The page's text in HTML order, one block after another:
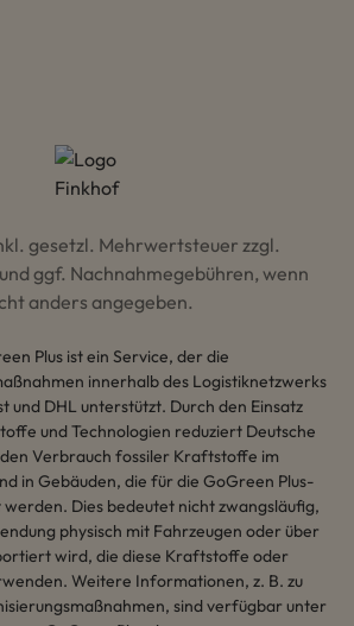
gesetzl. Mehrwertsteuer zzgl.
und ggf. Nachnahmegebühren, wenn
anders angegeben.
Plus ist ein Service, der die
innerhalb des Logistiknetzwerks
und DHL unterstützt. Durch den Einsatz
und Technologien reduziert Deutsche
den Verbrauch fossiler Kraftstoffe im
in Gebäuden, die für die GoGreen Plus-
Dies bedeutet nicht zwangsläufig,
physisch mit Fahrzeugen oder über
wird, die diese Kraftstoffe oder
Weitere Informationen, z. B. zu
sind verfügbar unter